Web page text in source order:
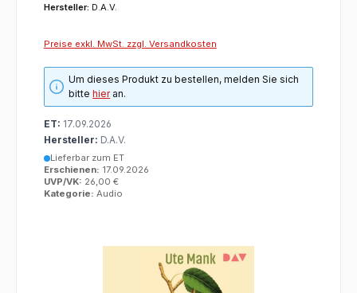
Hersteller: D.A.V.
Preise exkl. MwSt. zzgl. Versandkosten
Um dieses Produkt zu bestellen, melden Sie sich
bittehieran.
ET: 17.09.2026
Hersteller: D.A.V.
Lieferbar zum ET
Erschienen: 17.09.2026
UVP/VK: 26,00 €
Kategorie: Audio